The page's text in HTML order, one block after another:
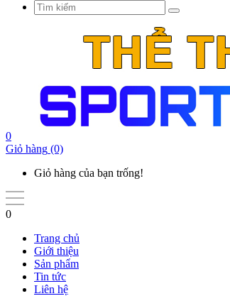
0
Giỏ hàng (0)
Giỏ hàng của bạn trống!
0
Trang chủ
Giới thiệu
Sản phẩm
Tin tức
Liên hệ